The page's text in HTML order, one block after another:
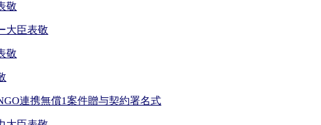
敬
大臣表敬
敬
連携無償1案件贈与契約署名式